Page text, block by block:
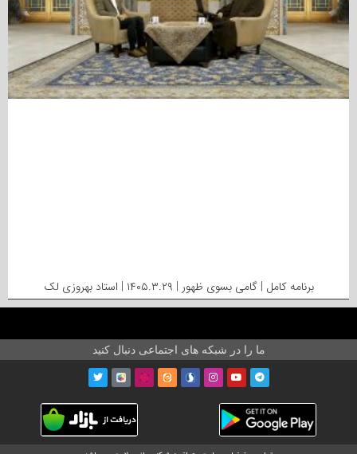
برنامه کامل | گامی بسوی ظهور | ۱۴۰۵.۳.۲۹ | استاد بهروزی لک
ما را در شبکه های اجتماعی دنبال کنید